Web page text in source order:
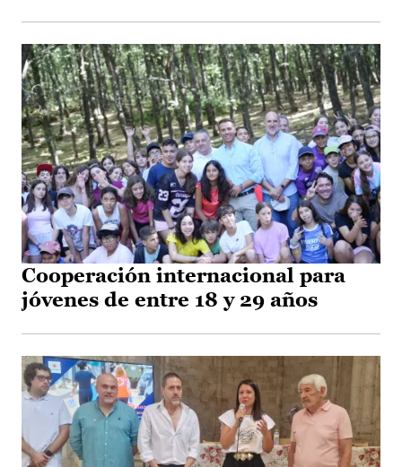
Cooperación internacional para
jóvenes de entre 18 y 29 años